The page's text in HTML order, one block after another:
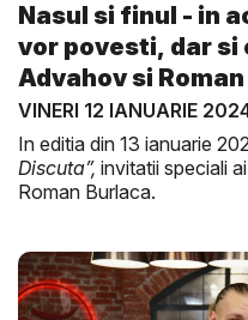
Nasul si finul - in
vor povesti, dar si
Advahov si
Gu...
VINERI 12 IANUARIE
In editia din 13 ianuarie
Discuta”, invitatii speciali
Roman Burlaca.